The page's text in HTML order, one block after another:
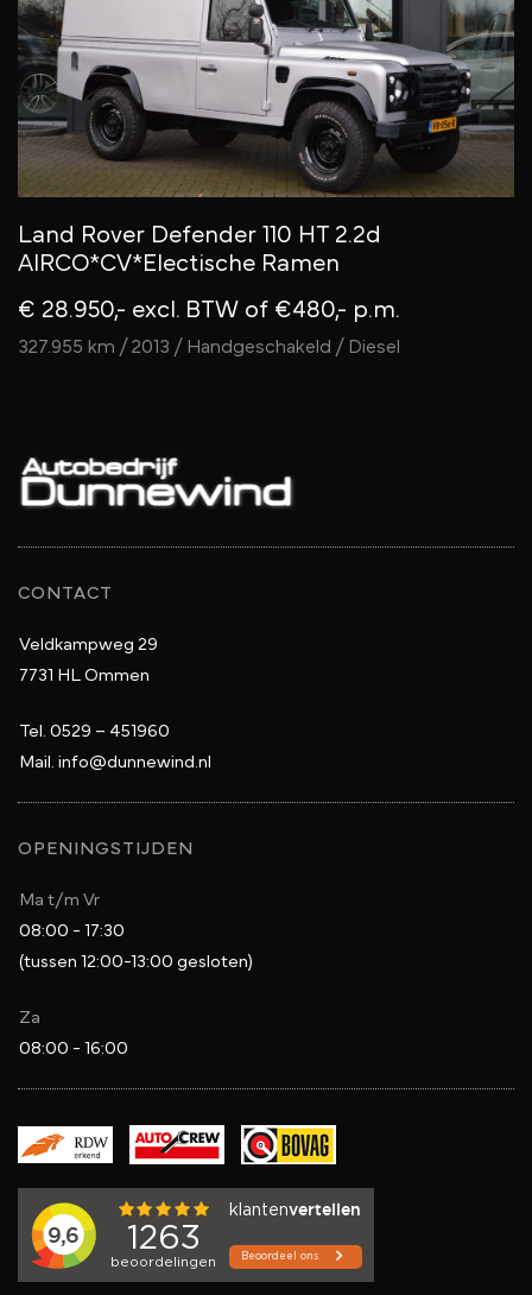
Land Rover Defender 110 HT 2.2d
AIRCO*CV*Electische Ramen
€ 28.950,- excl. BTW of €480,- p.m.
327.955 km / 2013 / Handgeschakeld / Diesel
CONTACT
Veldkampweg 29
7731 HL Ommen
Tel. 0529 – 451960
Mail. info@dunnewind.nl
OPENINGSTIJDEN
Ma t/m Vr
08:00 - 17:30
(tussen 12:00-13:00 gesloten)
Za
08:00 - 16:00